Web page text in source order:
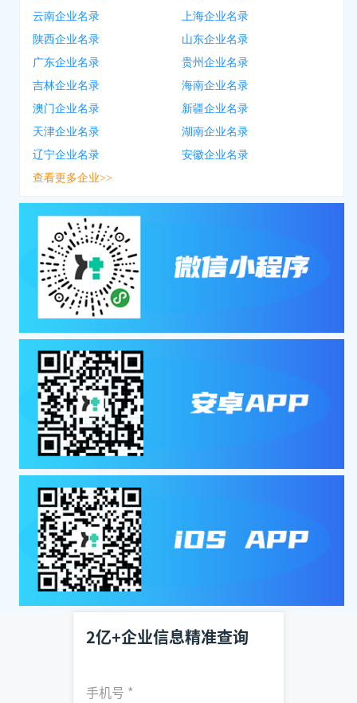
云南企业名录
上海企业名录
陕西企业名录
山东企业名录
广东企业名录
贵州企业名录
吉林企业名录
海南企业名录
澳门企业名录
新疆企业名录
天津企业名录
湖南企业名录
辽宁企业名录
安徽企业名录
查看更多企业>>
2亿+企业信息精准查询
手机号 *